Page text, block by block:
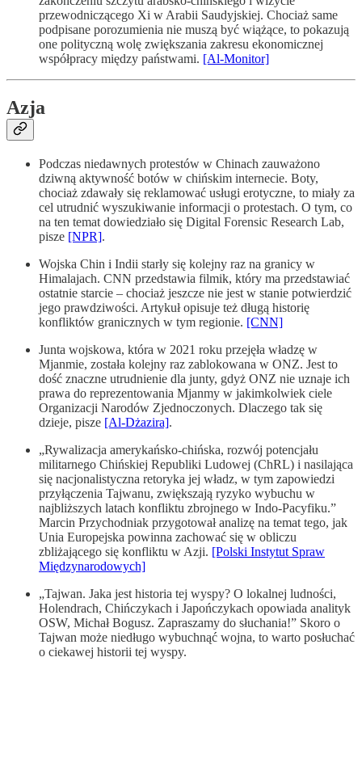
przewodniczącego Xi w Arabii Saudyjskiej. Chociaż same
podpisane porozumienia nie muszą być wiążące, to pokazują
one polityczną wolę zwiększania zakresu ekonomicznej
współpracy między państwami. [Al-Monitor]
Azja
Podczas niedawnych protestów w Chinach zauważono
dziwną aktywność botów w chińskim internecie. Boty,
chociaż zdawały się reklamować usługi erotyczne, to miały za
cel utrudnić wyszukiwanie informacji o protestach. O tym, co
na ten temat dowiedziało się Digital Forensic Research Lab,
pisze [NPR].
Wojska Chin i Indii starły się kolejny raz na granicy w
Himalajach. CNN przedstawia filmik, który ma przedstawiać
ostatnie starcie – chociaż jeszcze nie jest w stanie potwierdzić
jego prawdziwości. Artykuł opisuje też długą historię
konfliktów granicznych w tym regionie. [CNN]
Junta wojskowa, która w 2021 roku przejęła władzę w
Mjanmie, została kolejny raz zablokowana w ONZ. Jest to
dość znaczne utrudnienie dla junty, gdyż ONZ nie uznaje ich
prawa do reprezentowania Mjanmy w jakimkolwiek ciele
Organizacji Narodów Zjednoczonych. Dlaczego tak się
dzieje, pisze [Al-Dżazira].
„Rywalizacja amerykańsko-chińska, rozwój potencjału
militarnego Chińskiej Republiki Ludowej (ChRL) i nasilająca
się nacjonalistyczna retoryka jej władz, w tym zapowiedzi
przyłączenia Tajwanu, zwiększają ryzyko wybuchu w
najbliższych latach konfliktu zbrojnego w Indo-Pacyfiku.”
Marcin Przychodniak przygotował analizę na temat tego, jak
Unia Europejska powinna zachować się w obliczu
zbliżającego się konfliktu w Azji. [Polski Instytut Spraw
Międzynarodowych]
„Tajwan. Jaka jest historia tej wyspy? O lokalnej ludności,
Holendrach, Chińczykach i Japończykach opowiada analityk
OSW, Michał Bogusz. Zapraszamy do słuchania!” Skoro o
Tajwan może niedługo wybuchnąć wojna, to warto posłuchać
o ciekawej historii tej wyspy.